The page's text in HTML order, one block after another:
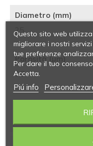
Diametro (mm)
25
Porosità (µm)
0,2
Confezione (pezzi)
Questo sito web
migliorare i nostri
tue preferenze
Per dare il tuo
Accetta.
Piú info